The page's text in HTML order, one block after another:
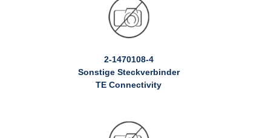
2-1470108-4
Sonstige Steckverbinder
TE Connectivity